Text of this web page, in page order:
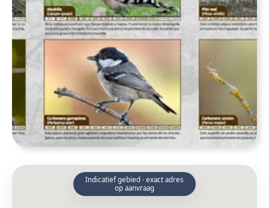
Indicatief gebied · exact adres
op aanvraag